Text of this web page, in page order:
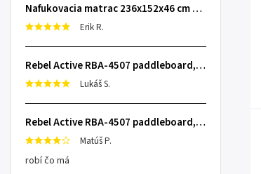
Nafukovacia matrac 236x152x46 cm so zabudovanou elektrickou pumpou INTEX 64448
Erik R.
Rebel Active RBA-4507 paddleboard, 335 cm L-RBA-4507-OR
Lukáš S.
Rebel Active RBA-4507 paddleboard, 335 cm L-RBA-4507-OR
Matúš P.
robí čo má